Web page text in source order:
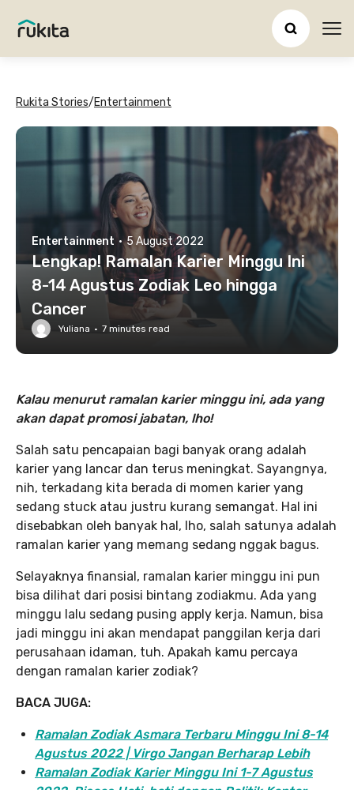
Rukita Stories/Entertainment
Entertainment · 5 August 2022
Lengkap! Ramalan Karier Minggu Ini
8-14 Agustus Zodiak Leo hingga
Cancer
Yuliana · 7 minutes read
Kalau menurut ramalan karier minggu ini, ada yang
akan dapat promosi jabatan, lho!
Salah satu pencapaian bagi banyak orang adalah
karier yang lancar dan terus meningkat. Sayangnya,
nih, terkadang kita berada di momen karier yang
sedang stuck atau justru kurang semangat. Hal ini
disebabkan oleh banyak hal, lho, salah satunya adalah
ramalan karier yang memang sedang nggak bagus.
Selayaknya finansial, ramalan karier minggu ini pun
bisa dilihat dari posisi bintang zodiakmu. Ada yang
minggu lalu sedang pusing apply kerja. Namun, bisa
jadi minggu ini akan mendapat panggilan kerja dari
perusahaan idaman, tuh. Apakah kamu percaya
dengan ramalan karier zodiak?
BACA JUGA:
Ramalan Zodiak Asmara Terbaru Minggu Ini 8-14
Agustus 2022 | Virgo Jangan Berharap Lebih
Ramalan Zodiak Karier Minggu Ini 1-7 Agustus